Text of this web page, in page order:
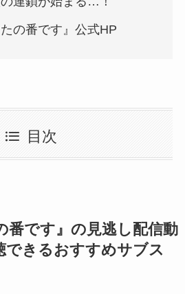
の番です』公式HP
目次
番です』の見逃し配信動
できるおすすめサブス